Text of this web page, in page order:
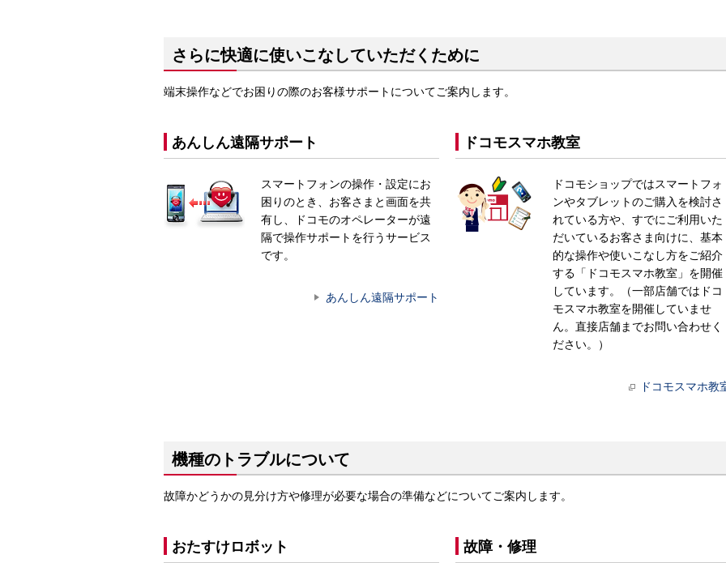
さらに快適に使いこなしていただくために
端末操作などでお困りの際のお客様サポートについてご案内します。
あんしん遠隔サポート
スマートフォンの操作・設定にお
困りのとき、お客さまと画面を共
有し、ドコモのオペレーターが遠
隔で操作サポートを行うサービス
です。
あんしん遠隔サポート
ドコモスマホ教室
ドコモショップではスマートフォ
ンやタブレットのご購入を検討さ
れている方や、すでにご利用いた
だいているお客さま向けに、基本
的な操作や使いこなし方をご紹介
する「ドコモスマホ教室」を開催
しています。（一部店舗ではドコ
モスマホ教室を開催していませ
ん。直接店舗までお問い合わせく
ださい。）
ドコモスマホ教
機種のトラブルについて
故障かどうかの見分け方や修理が必要な場合の準備などについてご案内します。
おたすけロボット 故障・修理